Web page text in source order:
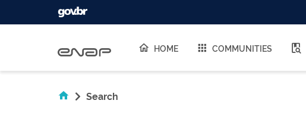
HOME COMMUNITIES
Search